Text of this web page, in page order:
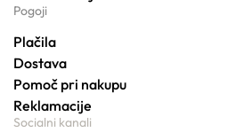
Pogoji
Plačila
Dostava
Pomoč pri nakupu
Reklamacije
Socialni kanali